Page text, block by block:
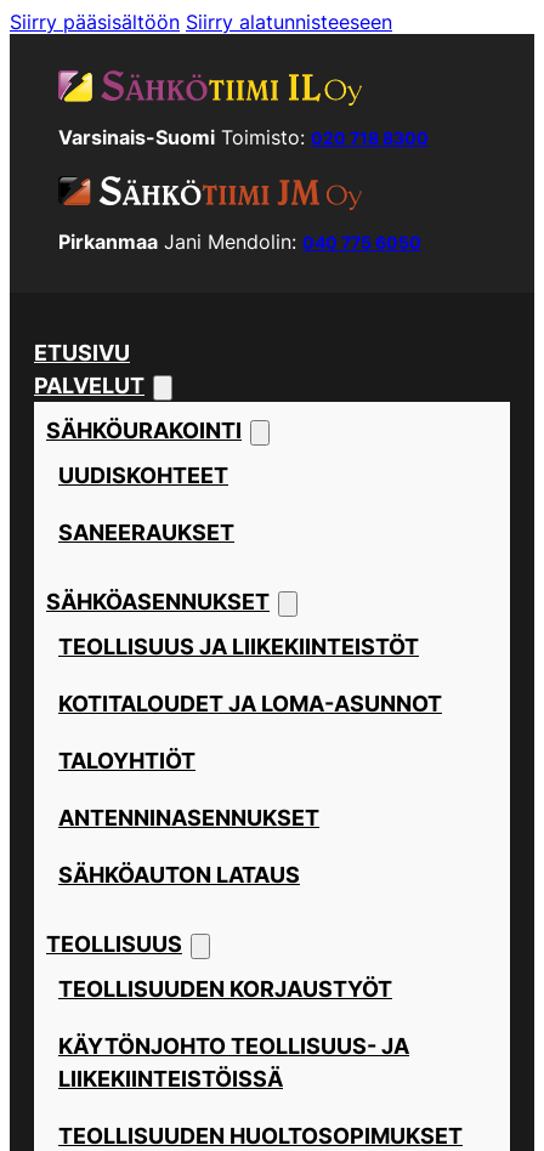
Siirry pääsisältöön Siirry alatunnisteeseen
Varsinais-Suomi Toimisto: 020 718 8300
Pirkanmaa Jani Mendolin: 040 775 6050
ETUSIVU
PALVELUT
SÄHKÖURAKOINTI
UUDISKOHTEET
SANEERAUKSET
SÄHKÖASENNUKSET
TEOLLISUUS JA LIIKEKIINTEISTÖT
KOTITALOUDET JA LOMA-ASUNNOT
TALOYHTIÖT
ANTENNINASENNUKSET
SÄHKÖAUTON LATAUS
TEOLLISUUS
TEOLLISUUDEN KORJAUSTYÖT
KÄYTÖNJOHTO TEOLLISUUS- JA
LIIKEKIINTEISTÖISSÄ
TEOLLISUUDEN HUOLTOSOPIMUKSET